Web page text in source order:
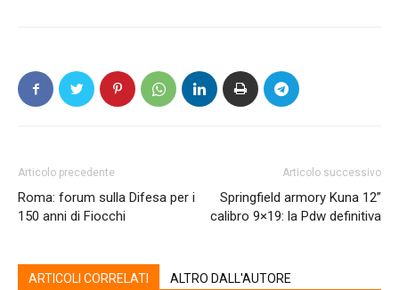
Articolo precedente
Roma: forum sulla Difesa per i
150 anni di Fiocchi
Articolo successivo
Springfield armory Kuna 12”
calibro 9×19: la Pdw definitiva
ARTICOLI CORRELATI ALTRO DALL'AUTORE